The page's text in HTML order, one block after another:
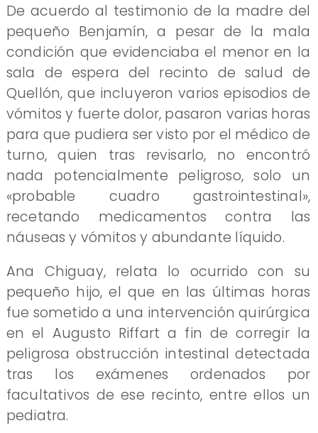
De acuerdo al testimonio de la madre del
pequeño Benjamín, a pesar de la mala
condición que evidenciaba el menor en la
sala de espera del recinto de salud de
Quellón, que incluyeron varios episodios de
vómitos y fuerte dolor, pasaron varias horas
para que pudiera ser visto por el médico de
turno, quien tras revisarlo, no encontró
nada potencialmente peligroso, solo un
«probable cuadro gastrointestinal»,
recetando medicamentos contra las
náuseas y vómitos y abundante líquido.
Ana Chiguay, relata lo ocurrido con su
pequeño hijo, el que en las últimas horas
fue sometido a una intervención quirúrgica
en el Augusto Riffart a fin de corregir la
peligrosa obstrucción intestinal detectada
tras los exámenes ordenados por
facultativos de ese recinto, entre ellos un
pediatra.